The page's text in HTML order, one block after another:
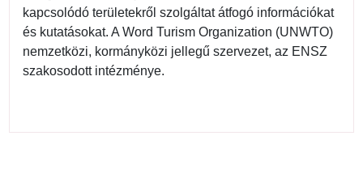
kapcsolódó területekről szolgáltat átfogó információkat
és kutatásokat. A Word Turism Organization (UNWTO)
nemzetközi, kormányközi jellegű szervezet, az ENSZ
szakosodott intézménye.